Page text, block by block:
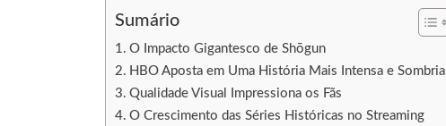
Sumário
O Impacto Gigantesco de Shōgun
HBO Aposta em Uma História Mais Intensa e Sombria
Qualidade Visual Impressiona os Fãs
O Crescimento das Séries Históricas no Streaming